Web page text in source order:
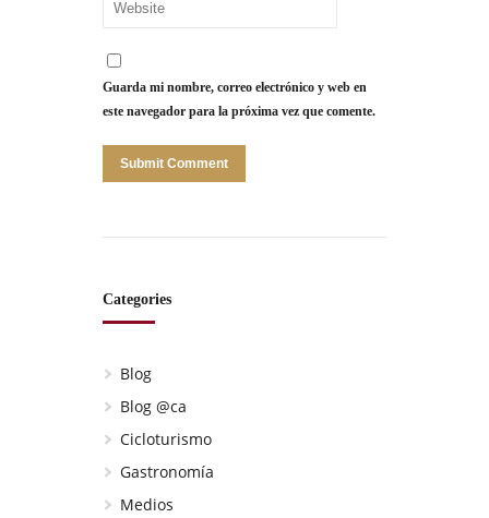
Guarda mi nombre, correo electrónico y web en
este navegador para la próxima vez que comente.
Categories
Blog
Blog @ca
Cicloturismo
Gastronomía
Medios